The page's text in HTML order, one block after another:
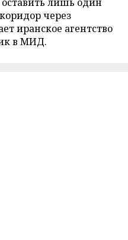
через
иранское агентство
в МИД.